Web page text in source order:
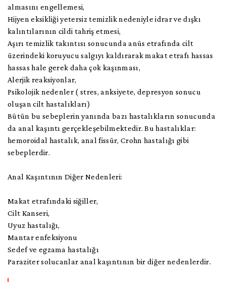
almasını engellemesi,
Hijyen eksikliği yetersiz temizlik nedeniyle idrar ve dışkı
kalıntılarının cildi tahriş etmesi,
Aşırı temizlik takıntısı sonucunda anüs etrafında cilt
üzerindeki koruyucu salgıyı kaldırarak makat etrafı hassas
hassas hale gerek daha çok kaşınması,
Alerjik reaksiyonlar,
Psikolojik nedenler ( stres, anksiyete, depresyon sonucu
oluşan cilt hastalıkları)
Bütün bu sebeplerin yanında bazı hastalıkların sonucunda
da anal kaşıntı gerçekleşebilmektedir. Bu hastalıklar:
hemoroidal hastalık, anal fissür, Crohn hastalığı gibi
sebeplerdir.
Anal Kaşıntının Diğer Nedenleri:
Makat etrafındaki siğiller,
Cilt Kanseri,
Uyuz hastalığı,
Mantar enfeksiyonu
Sedef ve egzama hastalığı
Paraziter solucanlar anal kaşıntının bir diğer nedenlerdir.